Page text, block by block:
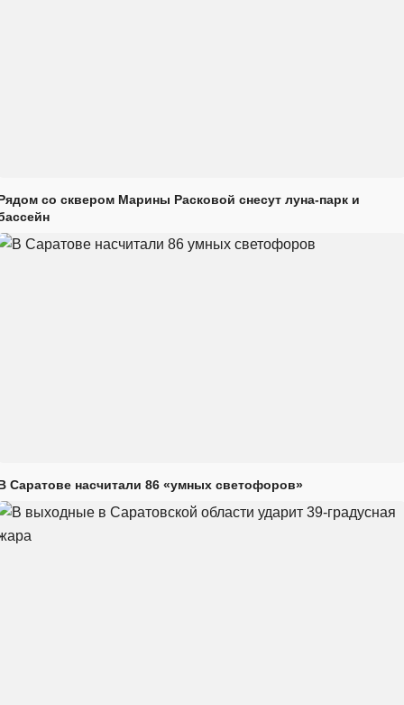
со сквером Марины Расковой снесут луна-парк и
Саратове насчитали 86 «умных светофоров»